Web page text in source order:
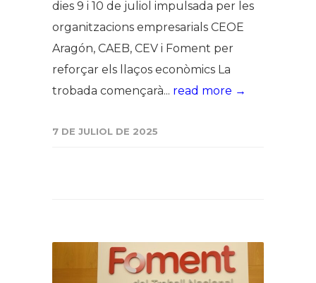
dies 9 i 10 de juliol impulsada per les
organitzacions empresarials CEOE
Aragón, CAEB, CEV i Foment per
reforçar els llaços econòmics La
trobada començarà... read more →
7 DE JULIOL DE 2025